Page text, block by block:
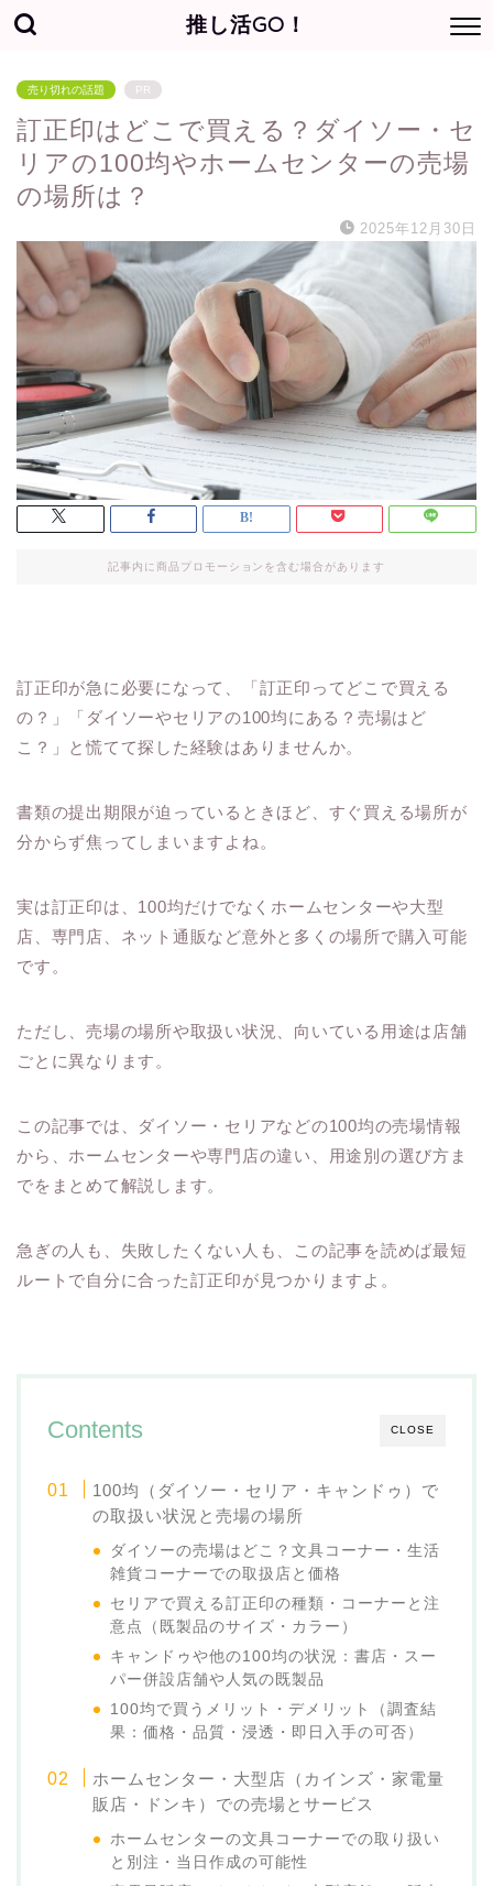
推し活GO！
売り切れの話題 PR
訂正印はどこで買える？ダイソー・セ
リアの100均やホームセンターの売場
の場所は？
2025年12月30日
記事内に商品プロモーションを含む場合があります
訂正印が急に必要になって、「訂正印ってどこで買える
の？」「ダイソーやセリアの100均にある？売場はど
こ？」と慌てて探した経験はありませんか。
書類の提出期限が迫っているときほど、すぐ買える場所が
分からず焦ってしまいますよね。
実は訂正印は、100均だけでなくホームセンターや大型
店、専門店、ネット通販など意外と多くの場所で購入可能
です。
ただし、売場の場所や取扱い状況、向いている用途は店舗
ごとに異なります。
この記事では、ダイソー・セリアなどの100均の売場情報
から、ホームセンターや専門店の違い、用途別の選び方ま
でをまとめて解説します。
急ぎの人も、失敗したくない人も、この記事を読めば最短
ルートで自分に合った訂正印が見つかりますよ。
CLOSE
Contents
100均（ダイソー・セリア・キャンドゥ）で
の取扱い状況と売場の場所
ダイソーの売場はどこ？文具コーナー・生活
雑貨コーナーでの取扱店と価格
セリアで買える訂正印の種類・コーナーと注
意点（既製品のサイズ・カラー）
キャンドゥや他の100均の状況：書店・スー
パー併設店舗や人気の既製品
100均で買うメリット・デメリット（調査結
果：価格・品質・浸透・即日入手の可否）
ホームセンター・大型店（カインズ・家電量
販店・ドンキ）での売場とサービス
ホームセンターの文具コーナーでの取り扱い
と別注・当日作成の可能性